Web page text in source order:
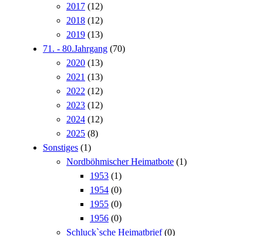
2017 (12)
2018 (12)
2019 (13)
71. - 80.Jahrgang (70)
2020 (13)
2021 (13)
2022 (12)
2023 (12)
2024 (12)
2025 (8)
Sonstiges (1)
Nordböhmischer Heimatbote (1)
1953 (1)
1954 (0)
1955 (0)
1956 (0)
Schluck`sche Heimatbrief (0)